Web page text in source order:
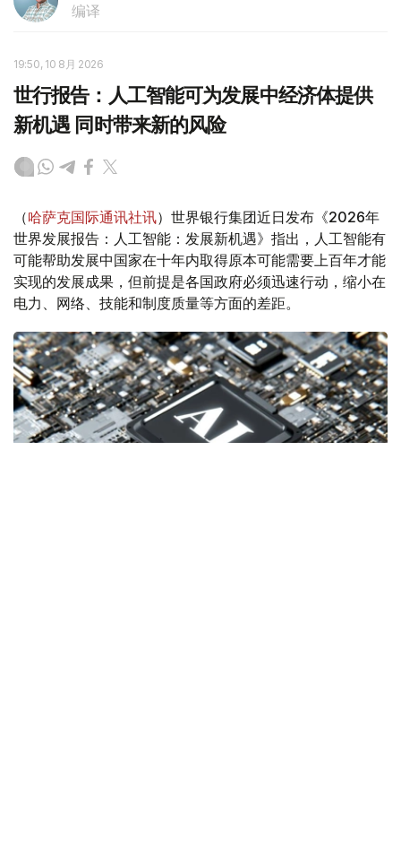
编译
19:50, 10 8月 2026
世行报告：人工智能可为发展中经济体提供
新机遇 同时带来新的风险
（哈萨克国际通讯社讯）世界银行集团近日发布《2026年
世界发展报告：人工智能：发展新机遇》指出，人工智能有
可能帮助发展中国家在十年内取得原本可能需要上百年才能
实现的发展成果，但前提是各国政府必须迅速行动，缩小在
电力、网络、技能和制度质量等方面的差距。